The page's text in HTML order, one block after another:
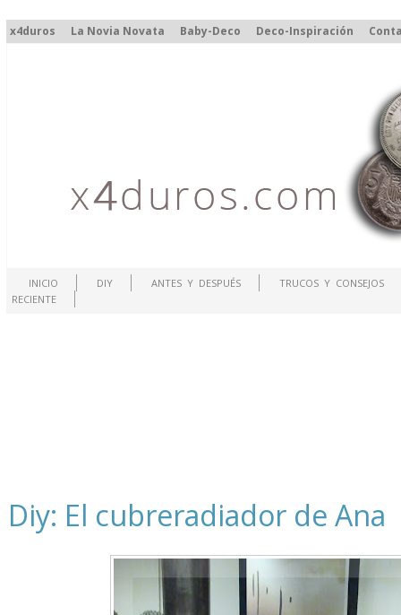
x4duros La Novia Novata Baby-Deco Deco-Inspiración
INICIO DIY ANTES Y DESPUÉS
TRUCOS Y CONSEJOS
RECIENTE
Diy: El cubreradiador de Ana